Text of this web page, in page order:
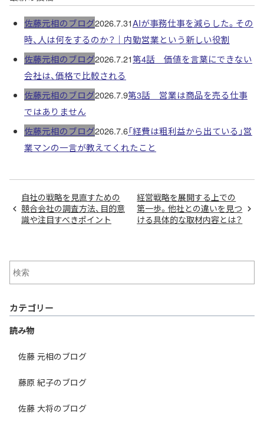
佐藤元相のブログ2026.7.31AIが事務仕事を減らした。その
時、人は何をするのか？｜内勤営業という新しい役割
佐藤元相のブログ2026.7.21第4話 価値を言葉にできない
会社は、価格で比較される
佐藤元相のブログ2026.7.9第3話 営業は商品を売る仕事
ではありません
佐藤元相のブログ2026.7.6「経費は粗利益から出ている」営
業マンの一言が教えてくれたこと
自社の戦略を見直すための
競合会社の調査方法、目的意
識や注目すべきポイント
経営戦略を展開する上での
第一歩。他社との違いを見つ
ける具体的な取材内容とは？
カテゴリー
読み物
佐藤 元相のブログ
藤原 紀子のブログ
佐藤 大将のブログ